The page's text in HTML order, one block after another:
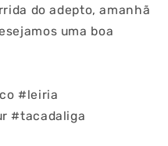
do adepto, amanhã
uma boa
#leiria
#tacadaliga